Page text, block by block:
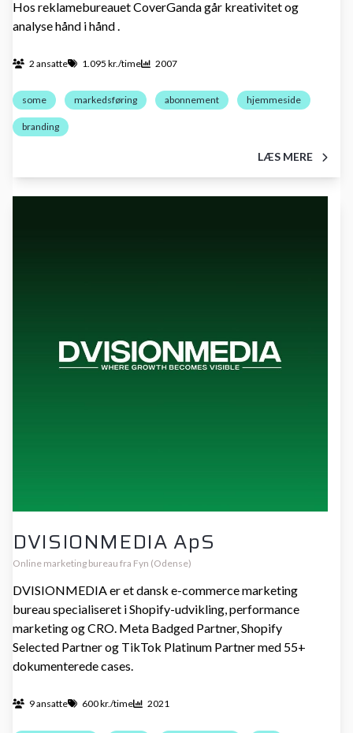
Hos reklamebureauet CoverGanda går kreativitet og
analyse hånd i hånd .
2 ansatte 1.095 kr./time 2007
some markedsføring abonnement hjemmeside
branding
LÆS MERE
DVISIONMEDIA ApS
Online marketing bureau fra Fyn (Odense)
DVISIONMEDIA er et dansk e-commerce marketing
bureau specialiseret i Shopify-udvikling, performance
marketing og CRO. Meta Badged Partner, Shopify
Selected Partner og TikTok Platinum Partner med 55+
dokumenterede cases.
9 ansatte 600 kr./time 2021